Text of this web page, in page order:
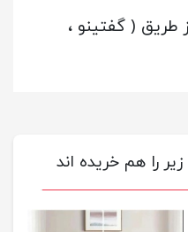
طریق ( گفتینو ،
زیر را هم خریده اند